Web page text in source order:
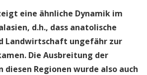
eine ähnliche Dynamik im
d.h., dass anatolische
Landwirtschaft ungefähr zur
Die Ausbreitung der
Regionen wurde also auch